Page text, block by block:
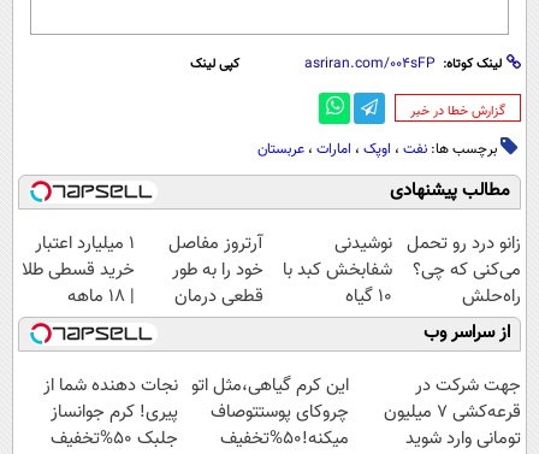
لینک کوتاه: کپی لینک
‌گزارش خطا در خبر
برچسب ها: نفت ، اوپک ، امارات ، عربستان
مطالب پیشنهادی
زانو درد رو تحمل
می‌کنی که چی؟
راه‌حلش
همین‌جاست!
نوشیدنی
شفابخش کبد با
10 گیاه
موثر(تخفیف تا
امشب)
آرتروز مفاصل
خود را به طور
قطعی درمان
کنید!
◗پرسش‌نامه◖
۱ میلیارد اعتبار
خرید قسطی طلا
| ۱۸ ماهه
پرداخت کن
از سراسر وب
جهت شرکت در
قرعه‌کشی ۷ میلیون
تومانی وارد شوید
این کرم گیاهی،مثل اتو
چروکای پوستتوصاف
میکنه!50%تخفیف
نجات دهنده شما از
پیری! کرم جوانساز
جلبک 50%تخفیف